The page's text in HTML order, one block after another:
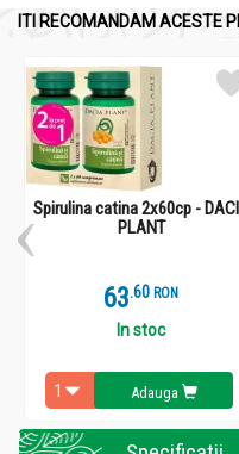
ITI RECOMANDAM ACESTE
Spirulina catina 2x60cp -
PLANT
63.6 RON
In stoc
Adauga